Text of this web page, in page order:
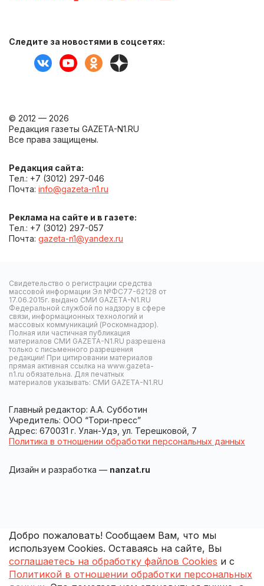
Следите за новостями в соцсетях:
© 2012 — 2026
Редакция газеты GAZETA-N1.RU
Все права защищены.
Редакция сайта:
Тел.: +7 (3012) 297-046
Почта: info@gazeta-n1.ru
Реклама на сайте и в газете:
Тел.: +7 (3012) 297-057
Почта: gazeta-n1@yandex.ru
Свидетельство о регистрации средства
массовой информации Эл №ФС77-62128 от
17.06.2015г. выдано СМИ GAZETA-N1.RU
Федеральной службой по надзору в сфере
связи, информационных технологий и
массовых коммуникаций (Роскомнадзор).
Полная или частичная публикация
материалов СМИ GAZETA-N1.RU разрешена
только с письменного разрешения
редакции! При цитировании материалов
прямая активная ссылка на www.gazeta-
n1.ru обязательна. Для печатных
материалов указывать: СМИ GAZETA-N1.RU
Главный редактор: А.А. Субботин
Учредитель: ООО “Тори-пресс”
Адрес: 670031 г. Улан-Удэ, ул. Терешковой, 7
Политика в отношении обработки персональных данных
Дизайн и разработка — nanzat.ru
Добро пожаловать! Сообщаем Вам, что мы
используем Cookies. Оставаясь на сайте, Вы
соглашаетесь на обработку файлов Cookies и с
Политикой в отношении обработки персональных